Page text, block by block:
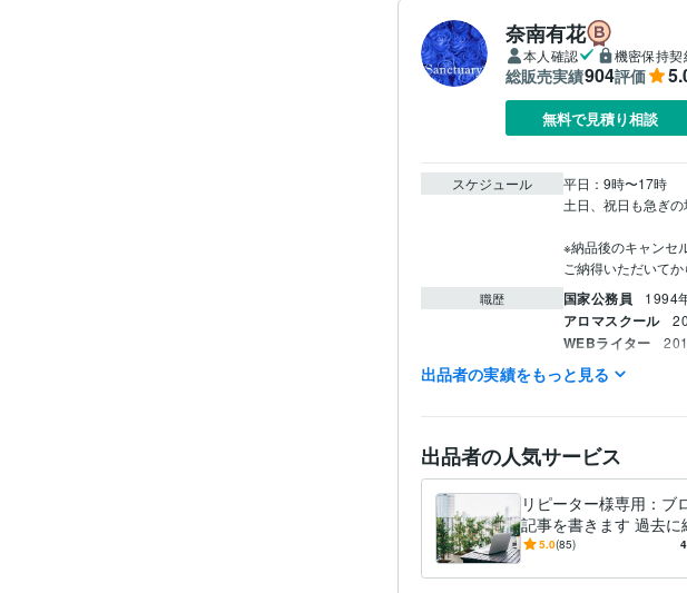
奈南有花
本人確認 機密保持
総販売実績904評価
無料で見積り相談
スケジュール
平日：9時〜17時
土日、祝日も急ぎの
※納品後のキャンセ
ご納得いただいて
職歴 国家公務員 1994
アロマスクール
WEBライター
資格・検定 アロマテラピー イ
得意分野 ライティング・翻訳
住まい・美容・生活
法政大学 1990年3
出品者の実績をもっと見る
出品者の人気サービス
リピーター様専用：ブ
記事を書きます 過去に
して当サービスをご利
5.0(85)